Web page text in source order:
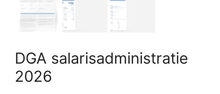
DGA salarisadministratie
2026